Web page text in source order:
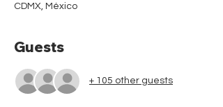
CDMX, México
Guests
+ 105 other guests